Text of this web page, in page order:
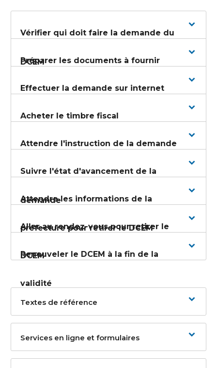
Vérifier qui doit faire la demande du
DCEM
Préparer les documents à fournir
Effectuer la demande sur internet
Acheter le timbre fiscal
Attendre l'instruction de la demande
Suivre l'état d'avancement de la
demande
Attendre les informations de la
préfecture pour retirer le DCEM
Aller au rendez-vous pour retirer le
DCEM
Renouveler le DCEM à la fin de la
validité
Textes de référence
Services en ligne et formulaires